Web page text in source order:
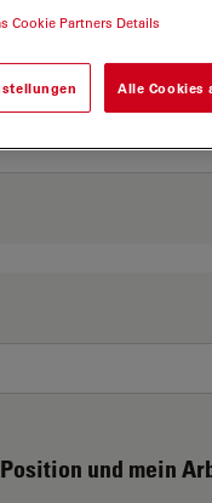
und mein
Cookie Partners Details
Alle Cookies